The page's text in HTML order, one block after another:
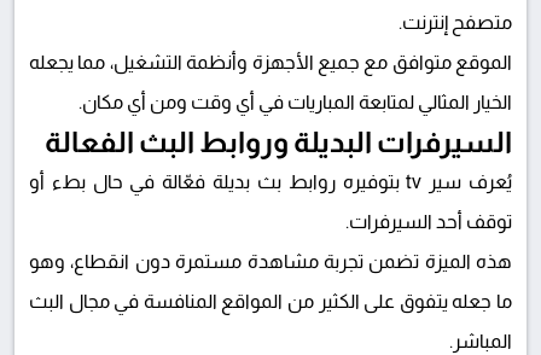
متصفح إنترنت.
الموقع متوافق مع جميع الأجهزة وأنظمة التشغيل، مما يجعله
الخيار المثالي لمتابعة المباريات في أي وقت ومن أي مكان.
السيرفرات البديلة وروابط البث الفعالة
يُعرف سير tv
بتوفيره روابط بث بديلة فعّالة في حال بطء أو
توقف أحد السيرفرات.
هذه الميزة تضمن تجربة مشاهدة مستمرة دون انقطاع، وهو
ما جعله يتفوق على الكثير من المواقع المنافسة في مجال البث
المباشر.